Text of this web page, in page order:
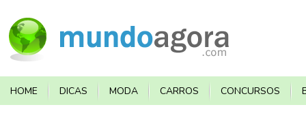
HOME DICAS MODA CARROS CONCURSOS